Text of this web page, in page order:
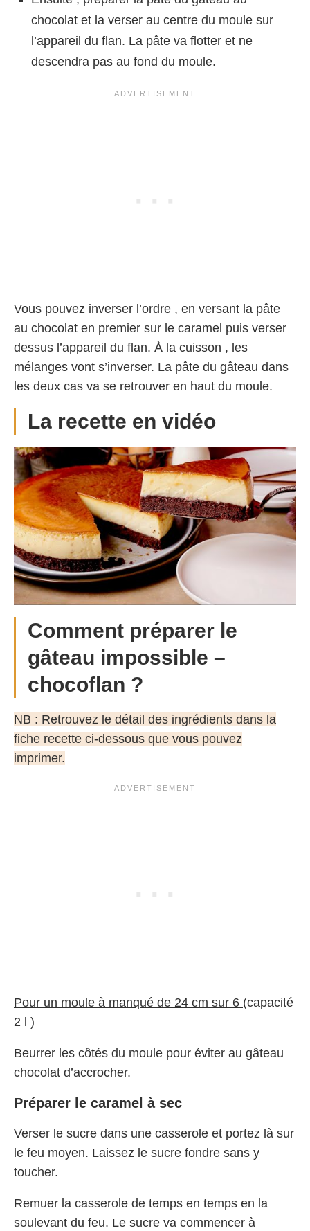
chocolat et la verser au centre du moule sur
l’appareil du flan. La pâte va flotter et ne
descendra pas au fond du moule.
Vous pouvez inverser l’ordre , en versant la pâte
au chocolat en premier sur le caramel puis verser
dessus l’appareil du flan. À la cuisson , les
mélanges vont s’inverser. La pâte du gâteau dans
les deux cas va se retrouver en haut du moule.
La recette en vidéo
Comment préparer le
gâteau impossible –
chocoflan ?
NB : Retrouvez le détail des ingrédients dans la
fiche recette ci-dessous que vous pouvez
imprimer.
Pour un moule à manqué de 24 cm sur 6 (capacité
2 l )
Beurrer les côtés du moule pour éviter au gâteau
chocolat d’accrocher.
Préparer le caramel à sec
Verser le sucre dans une casserole et portez là sur
le feu moyen. Laissez le sucre fondre sans y
toucher.
Remuer la casserole de temps en temps en la
soulevant du feu. Le sucre va commencer à